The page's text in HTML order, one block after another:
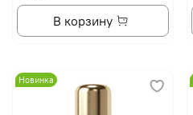
В корзину
Новинка